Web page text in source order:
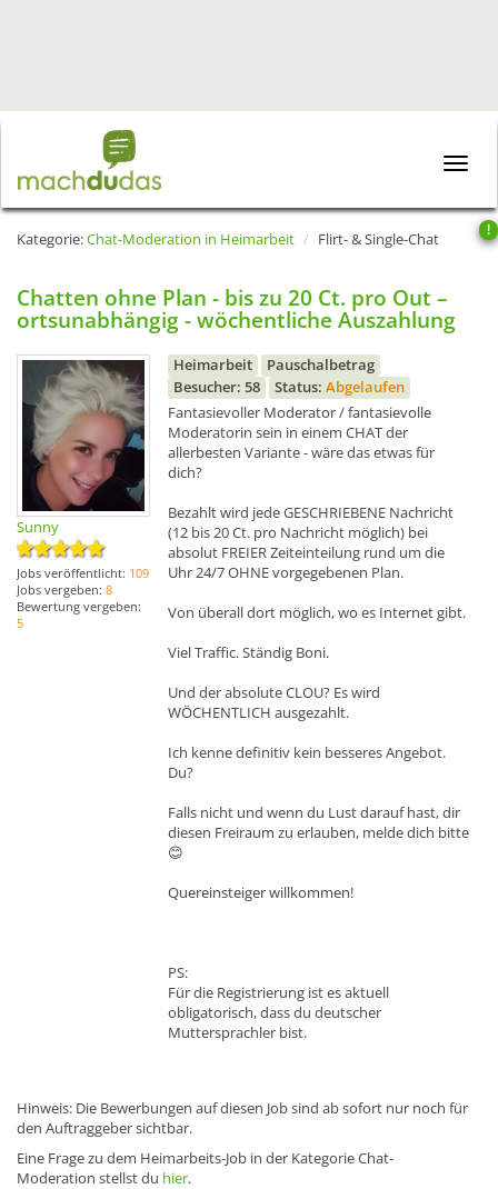
Toggle
!
Kategorie:Chat-Moderation in Heimarbeit Flirt- & Single-Chat
Chatten ohne Plan - bis zu 20 Ct. pro Out –
ortsunabhängig - wöchentliche Auszahlung
Sunny
Jobs veröffentlicht: 109
Jobs vergeben: 8
Bewertung vergeben:
5
Heimarbeit
Pauschalbetrag
Besucher: 58
Status: Abgelaufen
Fantasievoller Moderator / fantasievolle
Moderatorin sein in einem CHAT der
allerbesten Variante - wäre das etwas für
dich?
Bezahlt wird jede GESCHRIEBENE Nachricht
(12 bis 20 Ct. pro Nachricht möglich) bei
absolut FREIER Zeiteinteilung rund um die
Uhr 24/7 OHNE vorgegebenen Plan.
Von überall dort möglich, wo es Internet gibt.
Viel Traffic. Ständig Boni.
Und der absolute CLOU? Es wird
WÖCHENTLICH ausgezahlt.
Ich kenne definitiv kein besseres Angebot.
Du?
Falls nicht und wenn du Lust darauf hast, dir
diesen Freiraum zu erlauben, melde dich bitte
😊
Quereinsteiger willkommen!
PS:
Für die Registrierung ist es aktuell
obligatorisch, dass du deutscher
Muttersprachler bist.
Hinweis: Die Bewerbungen auf diesen Job sind ab sofort nur noch für
den Auftraggeber sichtbar.
Eine Frage zu dem Heimarbeits-Job in der Kategorie Chat-
Moderation stellst du hier.